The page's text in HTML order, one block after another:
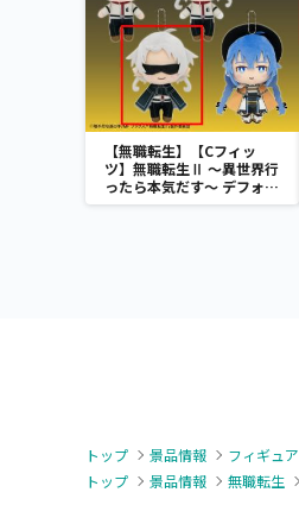
【無職転生】【Cフィッ
ツ】無職転生Ⅱ ～異世界行
ったら本気だす～ デフォル
メぬいぐるみ
トップ 景品情報 フィギュア
トップ
景品情報 無職転生